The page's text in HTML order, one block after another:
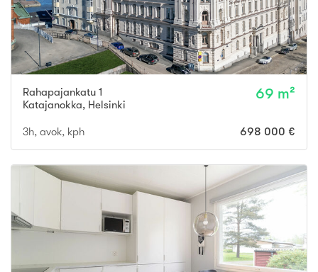
Rahapajankatu 1
Katajanokka, Helsinki
69 m²
3h, avok, kph 698 000 €